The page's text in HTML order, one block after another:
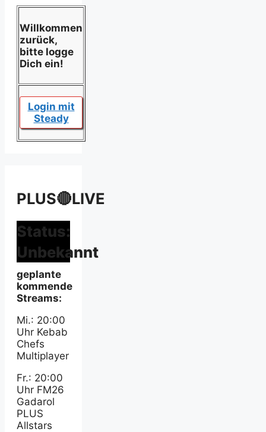
Willkommen
zurück,
bitte logge
Dich ein!
Login mit
Steady
PLUS🔴LIVE
Status:
Unbekannt
geplante
kommende
Streams:
Mi.: 20:00
Uhr Kebab
Chefs
Multiplayer
Fr.: 20:00
Uhr FM26
Gadarol
PLUS
Allstars